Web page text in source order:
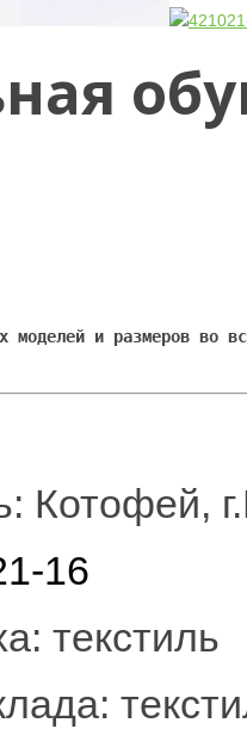
моделей и размеров во
Котофей,
16
текстиль